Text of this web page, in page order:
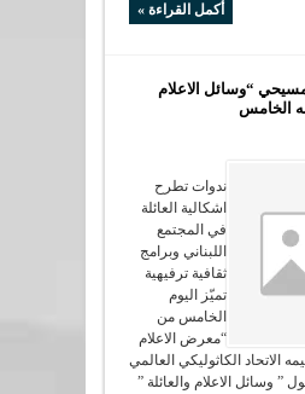
أكمل القراءة »
“وسائل الاعلام
الخامس
ندوات تطرح
اشكالية العائلة
في المجتمع
اللبناني وبرامج
ثقافية ترفيهية
تميّز اليوم
الخامس من
“معرض الاعلام
الاتحاد الكاثوليكي العالمي
” وسائل الاعلام والعائلة ”